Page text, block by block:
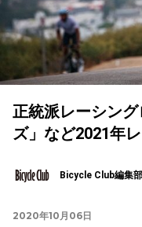
正統派レーシン
ズ」など2021年
Bicycle Club編集部
2020年10月06日